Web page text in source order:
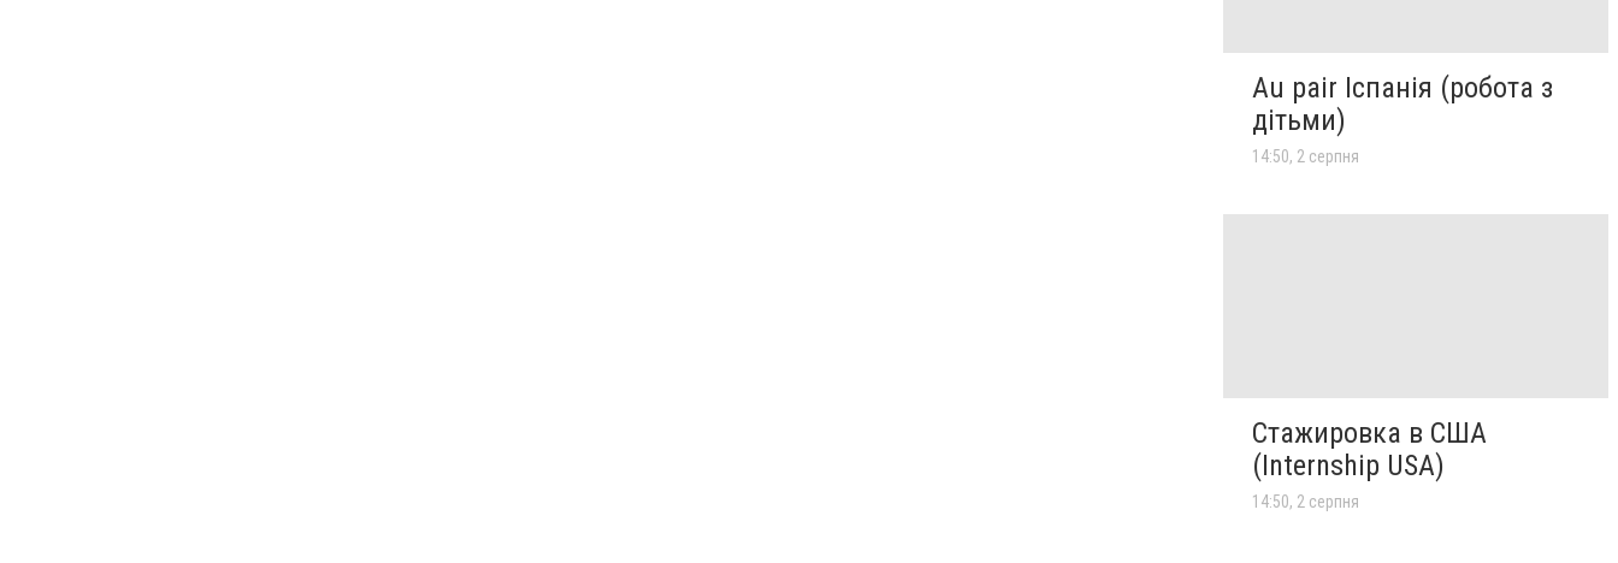
Au pair Іспанія (робота з
дітьми)
14:50, 2 серпня
Стажировка в США
(Internship USA)
14:50, 2 серпня